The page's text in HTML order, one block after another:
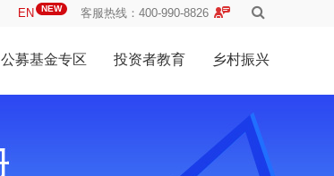
EN NEW 客服热线：400-990-8826
公募基金专区 投资者教育 乡村振兴